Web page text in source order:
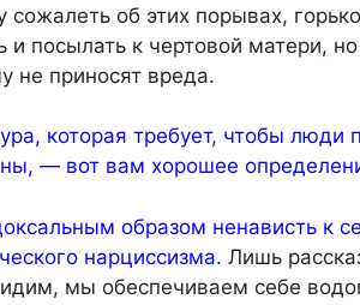
сожалеть об этих порывах,
и посылать к чертовой матери,
не приносят вреда.
которая требует, чтобы
— вот вам хорошее
образом ненависть к
нарциссизма. Лишь
мы обеспечиваем себе